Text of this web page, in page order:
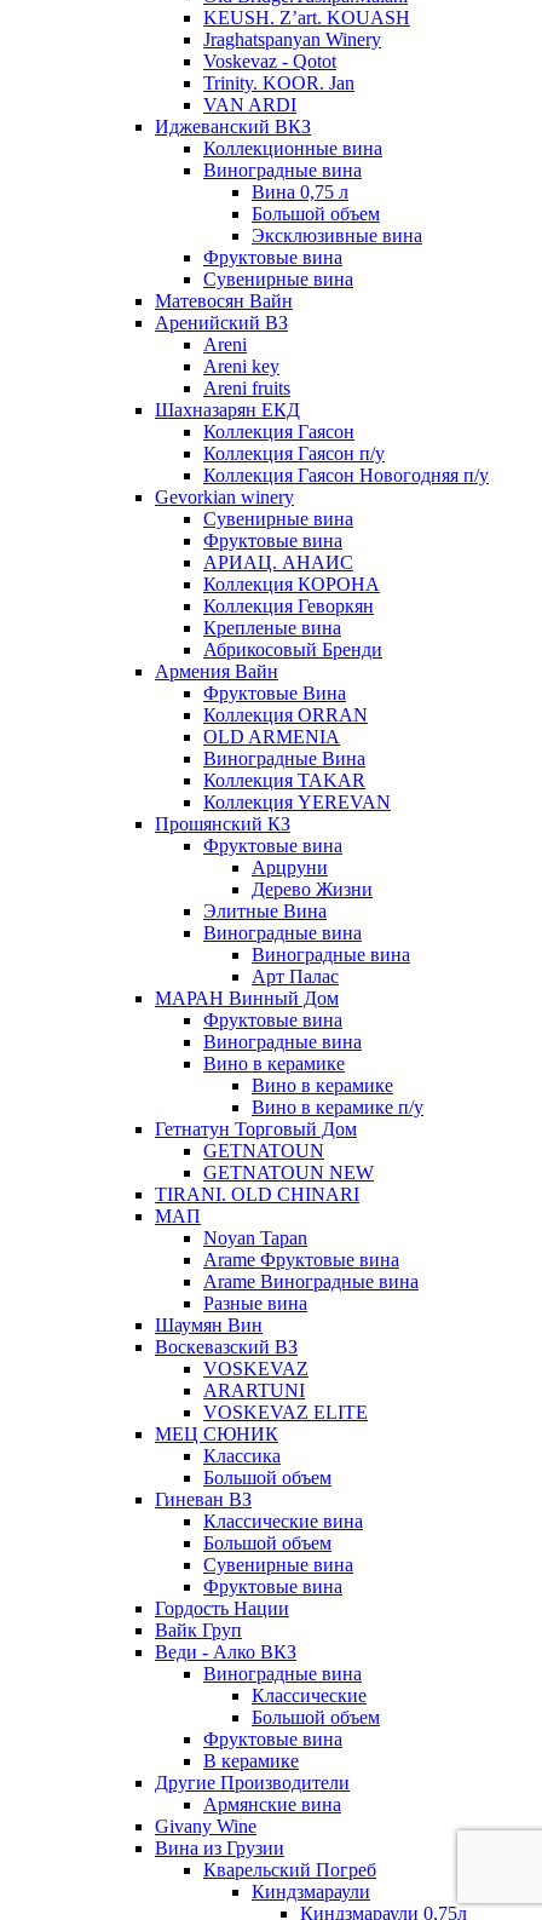
KEUSH. Z’art. KOUASH
Jraghatspanyan Winery
Voskevaz - Qotot
Trinity. KOOR. Jan
VAN ARDI
Иджеванский ВКЗ
Коллекционные вина
Виноградные вина
Вина 0,75 л
Большой объем
Эксклюзивные вина
Фруктовые вина
Cувенирные вина
Матевосян Вайн
Аренийский ВЗ
Areni
Areni key
Areni fruits
Шахназарян ЕКД
Коллекция Гаясон
Коллекция Гаясон п/у
Коллекция Гаясон Новогодняя п/у
Gevorkian winery
Сувенирные вина
Фруктовые вина
АРИАЦ. АНАИС
Коллекция КОРОНА
Коллекция Геворкян
Крепленые вина
Абрикосовый Бренди
Армения Вайн
Фруктовые Вина
Коллекция ORRAN
OLD ARMENIA
Виноградные Вина
Коллекция TAKAR
Коллекция YEREVAN
Прошянский КЗ
Фруктовые вина
Арцруни
Дерево Жизни
Элитные Вина
Виноградные вина
Виноградные вина
Арт Палас
МАРАН Винный Дом
Фруктовые вина
Виноградные вина
Вино в керамике
Вино в керамике
Вино в керамике п/у
Гетнатун Торговый Дом
GETNATOUN
GETNATOUN NEW
TIRANI. OLD CHINARI
МАП
Noyan Tapan
Arame Фруктовые вина
Arame Виноградные вина
Разные вина
Шаумян Вин
Воскевазский ВЗ
VOSKEVAZ
ARARTUNI
VOSKEVAZ ELITE
МЕЦ СЮНИК
Классика
Большой объем
Гиневан ВЗ
Классические вина
Большой объем
Сувенирные вина
Фруктовые вина
Гордость Нации
Вайк Груп
Веди - Алко ВКЗ
Виноградные вина
Классические
Большой объем
Фруктовые вина
В керамике
Другие Производители
Армянские вина
Givany Wine
Вина из Грузии
Кварельский Погреб
Киндзмараули
Киндзмараули 0,75л